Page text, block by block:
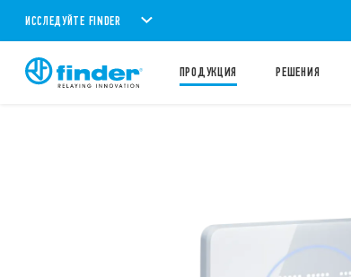
ИССЛЕДУЙТЕ FINDER
ПРОДУКЦИЯ PЕШЕНИЯ